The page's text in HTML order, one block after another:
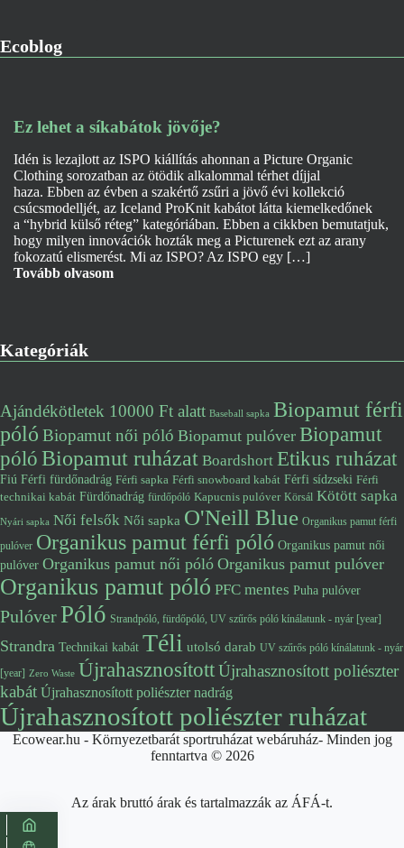
Ecoblog
Ez lehet a síkabátok jövője?
Idén is lezajlott az ISPO kiállítás ahonnan a Picture Organic
Clothing sorozatban az ötödik alkalommal térhet díjjal
haza. Ebben az évben a szakértő zsűri a jövő évi kollekció
csúcsmodelljét, az Iceland ProKnit kabátot látta kiemelkedőnek
a “hybrid külső réteg” kategóriában. Ebben a cikkben bemutatjuk,
hogy milyen innovációk hozták meg a Picturenek ezt az arany
fokozatú elismerést. Mi az ISPO? Az ISPO egy […]
Tovább olvasom
Kategóriák
Ajándékötletek 10000 Ft alatt Baseball sapka Biopamut férfi
póló Biopamut női póló Biopamut pulóver Biopamut
pólóBiopamut ruházat Boardshort Etikus ruházat
Fiú Férfi fürdőnadrág Férfi sapka Férfi snowboard kabát Férfi sídzseki Férfi
technikai kabát Fürdőnadrág fürdőpóló Kapucnis pulóver Körsál Kötött sapka
Nyári sapka Női felsők Női sapka O'Neill Blue Organikus pamut férfi
pulóver Organikus pamut férfi póló Organikus pamut női
pulóver Organikus pamut női póló Organikus pamut pulóver
Organikus pamut póló PFC mentes Puha pulóver
PulóverPóló Strandpóló, fürdőpóló, UV szűrős póló kínálatunk - nyár [year]
Strandra Technikai kabát Téli utolsó darab UV szűrős póló kínálatunk - nyár
[year] Zero Waste ÚjrahasznosítottÚjrahasznosított poliészter
kabát Újrahasznosított poliészter nadrág
Újrahasznosított poliészter ruházat
Ecowear.hu - Környezetbarát sportruházat webáruház- Minden jog
fenntartva © 2026
Az árak bruttó árak és tartalmazzák az ÁFÁ-t.